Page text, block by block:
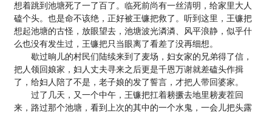
想着跳到池塘死了一了百了。临死前尚有一丝清明，给家里大人
磕个头。也是命不该绝，正好被王镰把救了。听到这里，王镰把
想起池塘的古怪，放眼望去，池塘波光潾潾、风平浪静，似乎什
么也没有发生过，王镰把只当眼离了看差了没再细想。
歇过晌儿的村民们陆续来到了麦场，妇女家的兄弟得了信，
把人领回娘家，妇人丈夫寻来之后更是千恩万谢就差磕头作揖
了，给妇人陪了不是，老子娘的发了誓言，才把人带回婆家。
过了几天，又一个中午，王镰把扛着耪撅去地里耪麦茬回
来，路过那个池塘，看到上次的其中的一个水鬼，一会儿把头露